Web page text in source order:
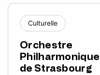
Culturelle
Orchestre
Philharmonique
de Strasbourg